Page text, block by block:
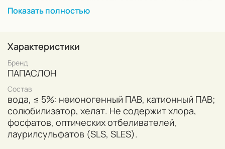
для белых, цветных и чёрных тканей. - Легко
как локальные загрязнения, так и одежду
целиком.Способ применения: Встряхните флакон,
выдавите пену с помощью 2-3 нажатий на губку.
Распределите круговыми движениями по очищаемой
излишки пены с помощью влажной салфетки из
микрофибры. Перед применением проверьте на
незаметном участке, насколько качественно окрашена
ткань.
Показать полностью
Характеристики
Бренд
ПАПАСЛОН
Состав
вода, ≤ 5%: неионогенный ПАВ, катионный ПАВ;
солюбилизатор, хелат. Не содержит хлора,
фосфатов, оптических отбеливателей,
лаурилсульфатов (SLS, SLES).